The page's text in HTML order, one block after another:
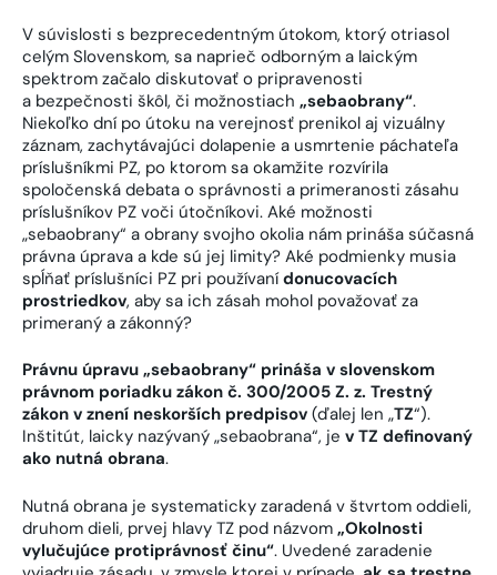
V súvislosti s bezprecedentným útokom, ktorý otriasol
celým Slovenskom, sa naprieč odborným a laickým
spektrom začalo diskutovať o pripravenosti
a bezpečnosti škôl, či možnostiach „sebaobrany“.
Niekoľko dní po útoku na verejnosť prenikol aj vizuálny
záznam, zachytávajúci dolapenie a usmrtenie páchateľa
príslušníkmi PZ, po ktorom sa okamžite rozvírila
spoločenská debata o správnosti a primeranosti zásahu
príslušníkov PZ voči útočníkovi. Aké možnosti
„sebaobrany“ a obrany svojho okolia nám prináša súčasná
právna úprava a kde sú jej limity? Aké podmienky musia
spĺňať príslušníci PZ pri používanídonucovacích
prostriedkov, aby sa ich zásah mohol považovať za
primeraný a zákonný?
Právnu úpravu „sebaobrany“ prináša v slovenskom
právnom poriadku zákon č. 300/2005 Z. z. Trestný
zákon v znení neskorších predpisov (ďalej len „TZ“).
Inštitút, laicky nazývaný „sebaobrana“, je v TZ definovaný
ako nutná obrana.
Nutná obrana je systematicky zaradená v štvrtom oddieli,
druhom dieli, prvej hlavy TZ pod názvom „Okolnosti
vylučujúce protiprávnosť činu“. Uvedené zaradenie